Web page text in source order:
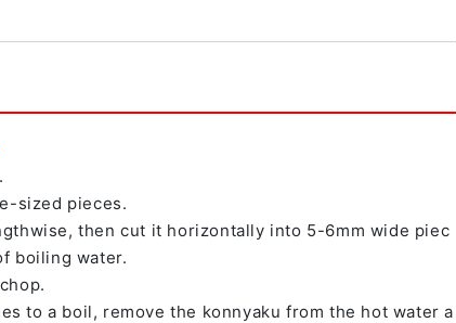
sized pieces.
then cut it horizontally into 5-6mm wide piec
boiling water.
to a boil, remove the konnyaku from the hot water a